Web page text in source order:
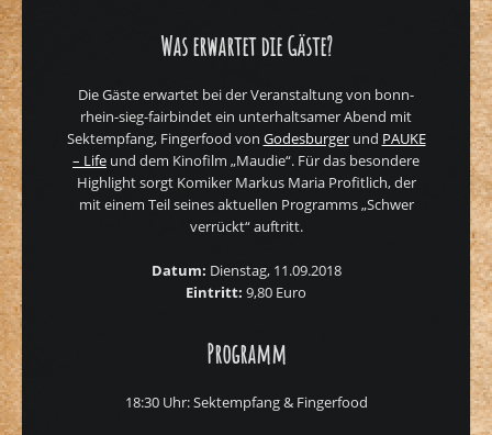
Was erwartet die Gäste?
Die Gäste erwartet bei der Veranstaltung von bonn-
rhein-sieg-fairbindet ein unterhaltsamer Abend mit
Sektempfang, Fingerfood von Godesburgerund PAUKE
– Life und dem Kinofilm „Maudie“. Für das besondere
Highlight sorgt Komiker Markus Maria Profitlich, der
mit einem Teil seines aktuellen Programms „Schwer
verrückt“ auftritt.
Datum: Dienstag, 11.09.2018
Eintritt: 9,80 Euro
Programm
18:30 Uhr: Sektempfang & Fingerfood